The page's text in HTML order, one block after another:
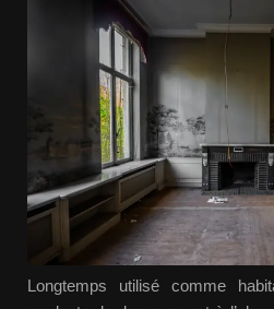
Longtemps utilisé comme